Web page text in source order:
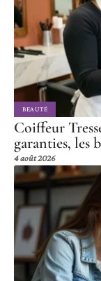
BEAUTÉ
Coiffeur
garanties, les
4 août 2026